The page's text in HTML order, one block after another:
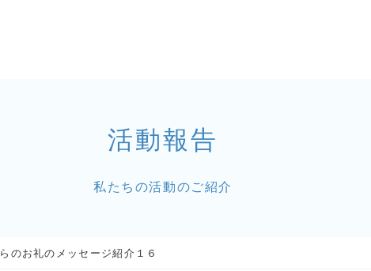
活動報告
私たちの活動のご紹介
のお礼のメッセージ紹介１６